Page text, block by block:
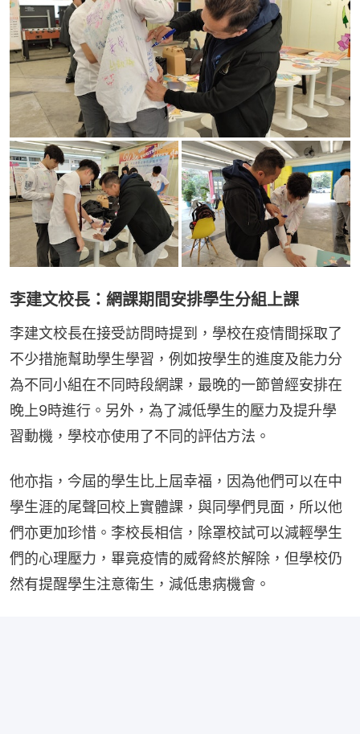
李建文校長：網課期間安排學生分組上課
李建文校長在接受訪問時提到，學校在疫情間採取了
不少措施幫助學生學習，例如按學生的進度及能力分
為不同小組在不同時段網課，最晚的一節曾經安排在
晚上9時進行。另外，為了減低學生的壓力及提升學
習動機，學校亦使用了不同的評估方法。
他亦指，今屆的學生比上屆幸福，因為他們可以在中
學生涯的尾聲回校上實體課，與同學們見面，所以他
們亦更加珍惜。李校長相信，除罩校試可以減輕學生
們的心理壓力，畢竟疫情的威脅終於解除，但學校仍
然有提醒學生注意衛生，減低患病機會。